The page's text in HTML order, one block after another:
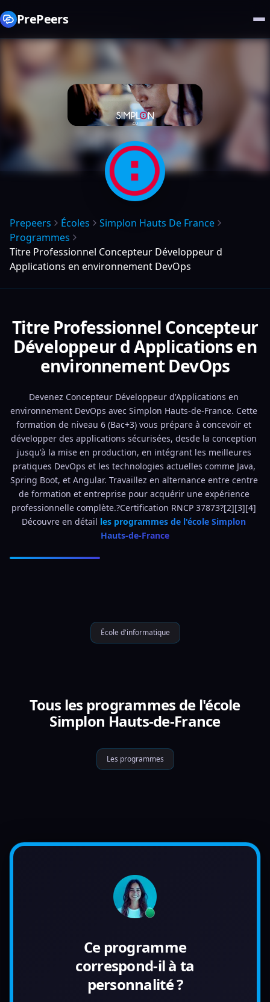
PrePeers
Prepeers Écoles
Simplon Hauts De France
Programmes
Titre Professionnel Concepteur Développeur d
Applications en environnement DevOps
Titre Professionnel Concepteur
Développeur d Applications en
environnement DevOps
Devenez Concepteur Développeur d'Applications en
environnement DevOps avec Simplon Hauts-de-France. Cette
formation de niveau 6 (Bac+3) vous prépare à concevoir et
développer des applications sécurisées, desde la conception
jusqu'à la mise en production, en intégrant les meilleures
pratiques DevOps et les technologies actuelles comme Java,
Spring Boot, et Angular. Travaillez en alternance entre centre
de formation et entreprise pour acquérir une expérience
professionnelle complète.?Certification RNCP 37873?[2][3][4]
Découvre en détail les programmes de l'école Simplon
Hauts-de-France
École d'informatique
Tous les programmes de l'école
Simplon Hauts-de-France
Les programmes
Ce programme
correspond-il à ta
personnalité ?